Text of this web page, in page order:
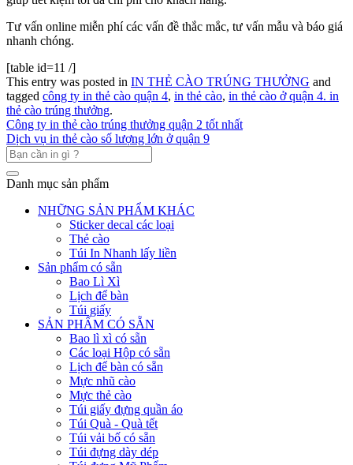
Tư vấn online miễn phí các vấn đề thắc mắc, tư vấn mẫu và báo giá
nhanh chóng.
[table id=11 /]
This entry was posted in IN THẺ CÀO TRÚNG THƯỞNG and
tagged công ty in thẻ cào quận 4, in thẻ cào, in thẻ cào ở quận 4. in
thẻ cào trúng thưởng.
Công ty in thẻ cào trúng thưởng quận 2 tốt nhất
Dịch vụ in thẻ cào số lượng lớn ở quận 9
Danh mục sản phẩm
NHỮNG SẢN PHẨM KHÁC
Sticker decal các loại
Thẻ cào
Túi In Nhanh lấy liền
Sản phẩm có sẵn
Bao Lì Xì
Lịch để bàn
Túi giấy
SẢN PHẨM CÓ SẴN
Bao lì xì có sẵn
Các loại Hộp có sẵn
Lịch để bàn có sẵn
Mực nhũ cào
Mực thẻ cào
Túi giấy đựng quần áo
Túi Quà - Quà tết
Túi vải bố có sẵn
Túi đựng dày dép